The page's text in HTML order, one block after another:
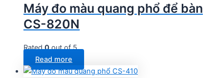
Máy đo màu quang phổ để bàn
CS-820N
Rated0out of 5
Read more